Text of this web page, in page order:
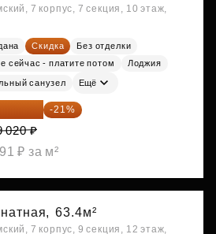
7 корпус, 7 секция, 10 этаж,
Скидка
Без отделки
сейчас - платите потом
Лоджия
санузел Ещё
726 ₽ -21%
020 ₽
₽ за м²
63.4м²
7 корпус, 9 секция, 12 этаж,